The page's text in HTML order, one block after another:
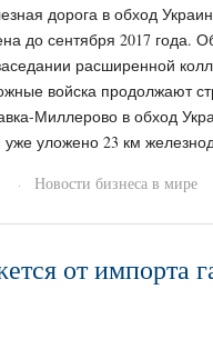
дорога в обход
до сентября 2017 года.
расширенной
войска продолжают
Миллерово в обход
уложено 23 км
· Новости бизнеса в мире
от импорта